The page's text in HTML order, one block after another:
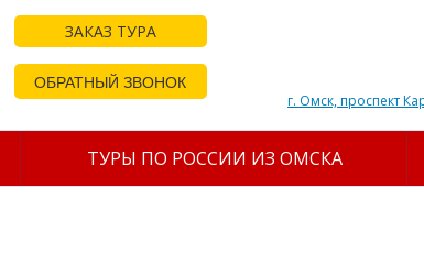
ЗАКАЗ ТУРА
ОБРАТНЫЙ ЗВОНОК
г. Омск, проспект
ТУРЫ ПО РОССИИ ИЗ ОМСКА